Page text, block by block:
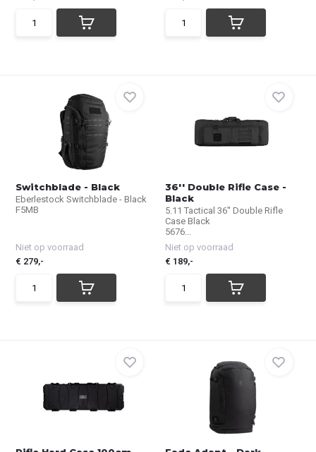
Switchblade - Black
Eberlestock Switchblade - Black
F5MB
Niet op voorraad
€ 279,-
36'' Double Rifle Case -
Black
5.11 Tactical 36'' Double Rifle
Case Black
5676...
Niet op voorraad
€ 189,-